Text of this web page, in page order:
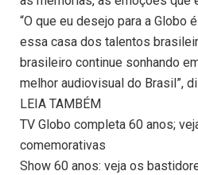
“O que eu desejo para a Globo
essa casa dos talentos
brasileiro continue sonhando
melhor audiovisual do Brasil”,
LEIA TAMBÉM
TV Globo completa 60 anos;
comemorativas
Show 60 anos: veja os